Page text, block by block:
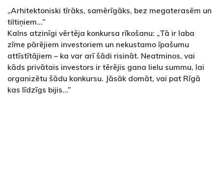
„Arhitektoniski tīrāks, samērīgāks, bez megaterasēm un
tiltiņiem...”
Kalns atzinīgi vērtēja konkursa rīkošanu: „Tā ir laba
zīme pārējiem investoriem un nekustamo īpašumu
attīstītājiem – ka var arī šādi risināt. Neatminos, vai
kāds privātais investors ir tērējis gana lielu summu, lai
organizētu šādu konkursu. Jāsāk domāt, vai pat Rīgā
kas līdzīgs bijis...”